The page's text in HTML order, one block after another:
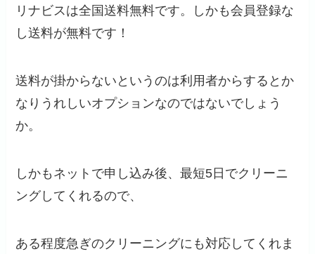
リナビスは全国送料無料です。しかも会員登録な
し送料が無料です！
送料が掛からないというのは利用者からするとか
なりうれしいオプションなのではないでしょう
か。
しかもネットで申し込み後、最短5日でクリーニ
ングしてくれるので、
ある程度急ぎのクリーニングにも対応してくれま